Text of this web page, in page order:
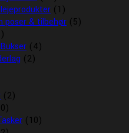
(1)
poser & tilbehør (5)
(4)
(2)
(2)
(10)